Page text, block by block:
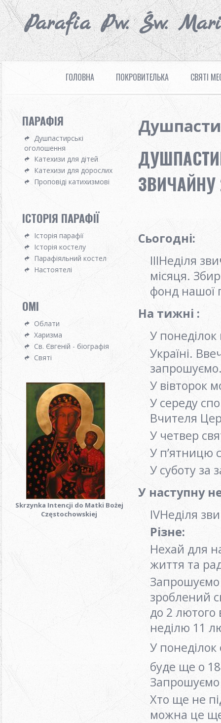
Parafia Pw. Św.
ГОЛОВНА ПОКРОВИТЕЛЬКА СВЯТІ
ПАРАФІЯ
Душпастирські
оголошення
Катехизи для дітей
Катехизи для дорослих
Проповіді катихизмові
ІСТОРІЯ ПАРАФІЇ
Історія парафії
Історія костелу
Парафіяльний костел
Настоятелі
OMI
Облати
Харизма
Св. Євгеній - біографія
Святі
Skrzynka Intencji do Matki Bożej
Częstochowskiej
ЗВИЧАЙНУ
Сьогодні:
ІІIНеділя
місяця.
фонд нашої
На тижні :
У
Україні.
У вівторок
У середу
Вчителя
У четвер
У п’ятницю
У суботу за
У наступну
ІVНеділя
Різне:
Нехай для
життя та
Запрошуємо
зроблений
до 2
неділю 11
У
буде ще о 18
Хто ще не
можна це